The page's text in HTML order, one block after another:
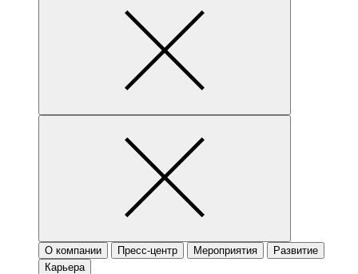
О компании Пресс-центр Мероприятия
Развитие
Карьера